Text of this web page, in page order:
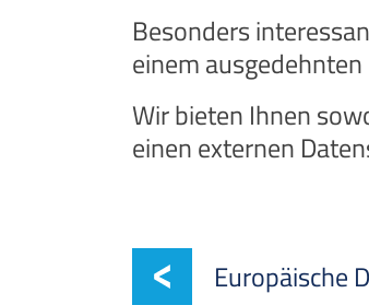
Besonders
einem
Wir bieten Ihnen
einen externen
Europäische